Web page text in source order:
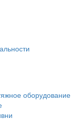
оборудование